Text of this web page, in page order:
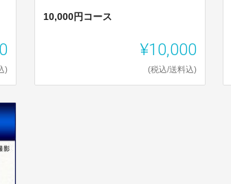
)
10,000円コース
¥10,000
(税込/送料込)